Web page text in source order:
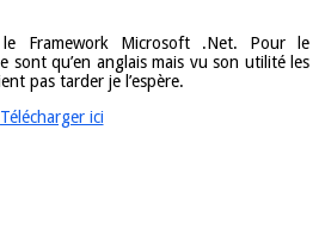
le Framework Microsoft .Net. Pour le
sont qu’en anglais mais vu son utilité les
pas tarder je l’espère.
Télécharger ici